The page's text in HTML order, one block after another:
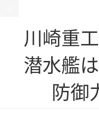
川崎重
潜水艦
防御